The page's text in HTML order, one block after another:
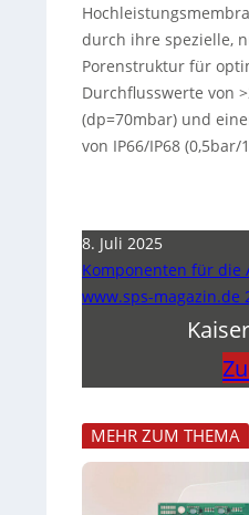
durch ihre spezielle,
Porenstruktur für
Durchflusswerte von
(dp=70mbar) und
von IP66/IP68 (0,5bar/
8. Juli 2025
Komponenten für die
www.sps-magazin.de
MEHR ZUM THEMA